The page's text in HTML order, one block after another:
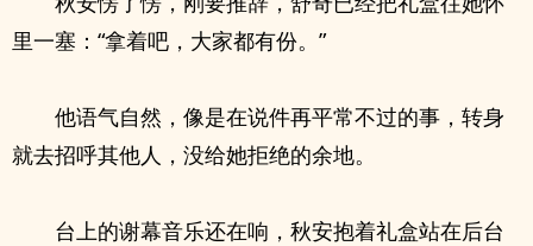
里一塞：“拿着吧，大家都有份。”
他语气自然，像是在说件再平常不过的事，转身
就去招呼其他人，没给她拒绝的余地。
台上的谢幕音乐还在响，秋安抱着礼盒站在后台